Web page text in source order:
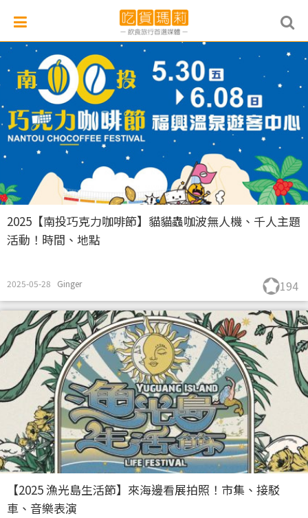
2025【南投巧克力咖啡節】貓貓蟲咖波無人機、千人主題
活動！時間、地點
2025-05-28 Ginger 194
【2025 漁光島生活節】來海邊看展拍照！市集、接駁
車、音樂表演